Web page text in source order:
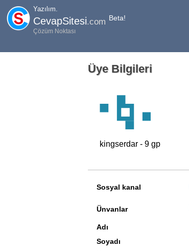
Yazılım.
CevapSitesi.com Beta!
Çözüm Noktası
Üye Bilgileri
kingserdar - 9 gp
Sosyal kanal
Ünvanlar
Adı
Soyadı